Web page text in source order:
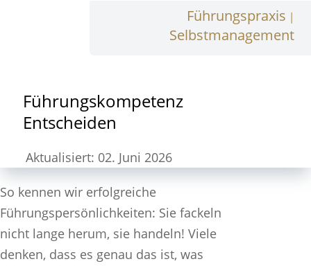
Führungspraxis |
Selbstmanagement
Führungskompetenz
Entscheiden
Aktualisiert: 02. Juni 2026
So kennen wir erfolgreiche
Führungspersönlichkeiten: Sie fackeln
nicht lange herum, sie handeln! Viele
denken, dass es genau das ist, was